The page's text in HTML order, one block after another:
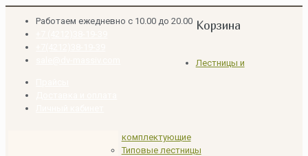
Работаем ежедневно с 10.00 до 20.00 Корзина
Лестницы и
комплектующие
Типовые лестницы